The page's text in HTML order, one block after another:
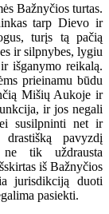
Bažnyčios turtas.
tarp Dievo ir
turįs tą pačią
ir silpnybes, lygiu
išganymo reikalą.
prieinamu būdu
Mišių Aukoje ir
ir jos negali
susilpninti net ir
pavyzdį
ne tik uždrausta
iš Bažnyčios
jurisdikciją duoti
pasiekti.